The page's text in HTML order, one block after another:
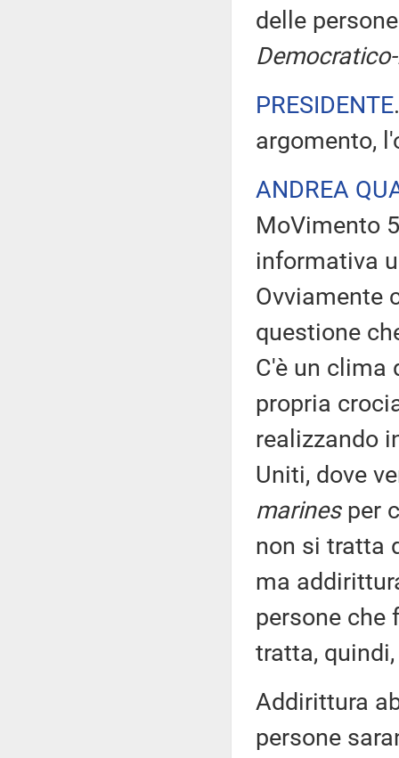
delle
PRESIDENTE
argomento,
ANDREA
MoVimento
informativa
Ovviamente
questione
C'è un clima
propria
realizzando
Uniti, dove
marines per
non si tratta
ma
persone che
tratta,
Addirittura
persone